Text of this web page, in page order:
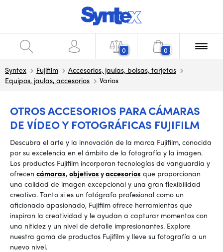
0 0
Syntex Fujifilm
Accesorios, jaulas, bolsas, tarjetas
Equipos, jaulas, accesorios
Varios
OTROS ACCESORIOS PARA CÁMARAS
DE VÍDEO Y FOTOGRÁFICAS FUJIFILM
Descubra el arte y la innovación de la marca Fujifilm, conocida
por su excelencia en el ámbito de la fotografía y la imagen.
Los productos Fujifilm incorporan tecnologías de vanguardia y
ofrecen cámaras, objetivos yaccesorios que proporcionan
una calidad de imagen excepcional y una gran flexibilidad
creativa. Tanto si es un fotógrafo profesional como un
aficionado apasionado, Fujifilm ofrece herramientas que
inspiran la creatividad y le ayudan a capturar momentos con
una nitidez y un nivel de detalle impresionantes. Explore
nuestra gama de productos Fujifilm y lleve su fotografía a un
nuevo nivel.